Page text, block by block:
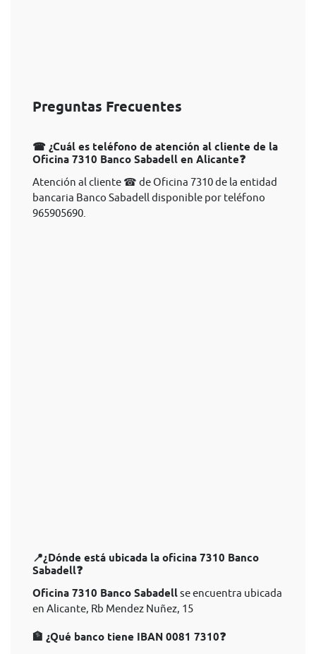
Preguntas Frecuentes
☎ ¿Cuál es teléfono de atención al cliente de la
Oficina 7310 Banco Sabadell en Alicante❓
Atención al cliente ☎ de Oficina 7310 de la entidad
bancaria Banco Sabadell disponible por teléfono
965905690.
📍¿Dónde está ubicada la oficina 7310 Banco
Sabadell❓
Oficina 7310 Banco Sabadellse encuentra ubicada
en Alicante, Rb Mendez Nuñez, 15
🏦 ¿Qué banco tiene IBAN 0081 7310❓